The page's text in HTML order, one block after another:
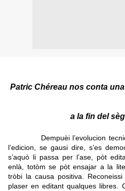
Patric Chéreau nos conta
a la fin del
Dempuèi l’evolucion tecnica
l’edicion, se gausi dire, s’es
s’aquò li passa per l’ase, pòt
enlà, totòm se pòt ensajar a la
tròbi la causa positiva.
plaser en editant qualques libres.